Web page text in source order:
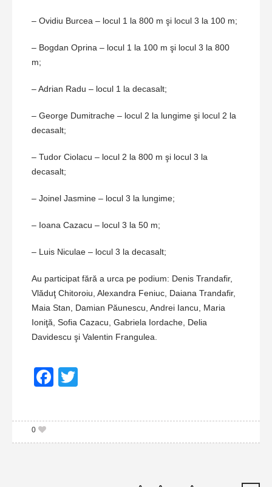
– Ovidiu Burcea – locul 1 la 800 m şi locul 3 la 100 m;
– Bogdan Oprina – locul 1 la 100 m şi locul 3 la 800
m;
– Adrian Radu – locul 1 la decasalt;
– George Dumitrache – locul 2 la lungime şi locul 2 la
decasalt;
– Tudor Ciolacu – locul 2 la 800 m şi locul 3 la
decasalt;
– Joinel Jasmine – locul 3 la lungime;
– Ioana Cazacu – locul 3 la 50 m;
– Luis Niculae – locul 3 la decasalt;
Au participat fără a urca pe podium: Denis Trandafir,
Vlăduţ Chitoroiu, Alexandra Feniuc, Daiana Trandafir,
Maia Stan, Damian Păunescu, Andrei Iancu, Maria
Ioniţă, Sofia Cazacu, Gabriela Iordache, Delia
Davidescu şi Valentin Frangulea.
Facebook
0